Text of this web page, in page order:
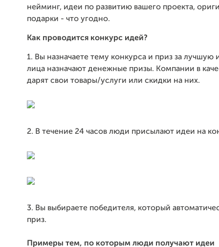
нейминг, идеи по развитию вашего проекта,
подарки - что угодно.
Как проводится конкурс идей?
1. Вы назначаете тему конкурса и приз за лучшую
лица назначают денежные призы. Компании в
дарят свои товары/услуги или скидки на них.
2. В течение 24 часов люди присылают идеи на
3. Вы выбираете победителя, который
приз.
Примеры тем, по которым люди получают идеи